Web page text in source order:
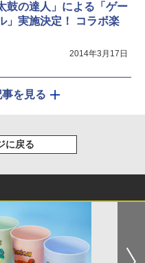
鼓の達人」による「ゲー
」実施決定！ コラボ楽
2014年3月17日
を見る
に戻る